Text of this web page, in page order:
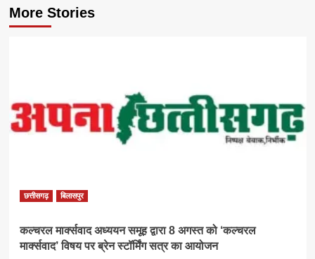
More Stories
छत्तीसगढ़ बिलासपुर
कल्चरल मार्क्सवाद अध्ययन समूह द्वारा 8 अगस्त को ‘कल्चरल
मार्क्सवाद’ विषय पर ब्रेन स्टॉर्मिंग सत्र का आयोजन